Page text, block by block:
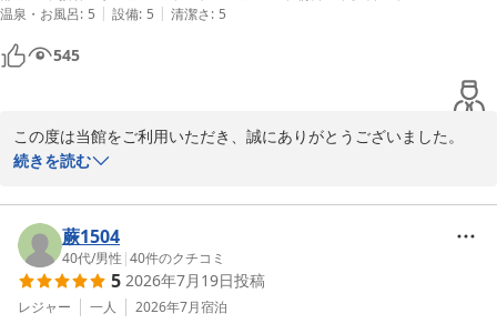
そのような中でも、湯上がりラウンジのフリードリンクサービスを
お喜びいただけたことを嬉しく思います。
これからも皆様にご満足いただける宿を目指し、サービス向上に努
また熱海へお越しの際は、ぜひ当館をご利用いただけますと幸いで
ホテル渚館
女将　松田
熱海温泉 熱海 ホテル渚館
次は子供達も連れて来られると良いなと思っています
温泉・お風呂: 5 | 設備: 5 | 清潔さ: 5
545
この度は当館をご利用いただき、誠にありがとうございました。
当館をお選びいただき、心より御礼申し上げます。
お部屋や館内設備、海をご覧いただけるロケーション、アメニティ
などにご満足いただき、大変嬉しく存じます。
次回お越しの際にはぜひ当館自慢のお食事もお楽しみいただければ
続きを読む
蕨1504
40代/男性 |40件のクチコミ
5 2026年7月19日投稿
レジャー 一人 2026年7月宿泊